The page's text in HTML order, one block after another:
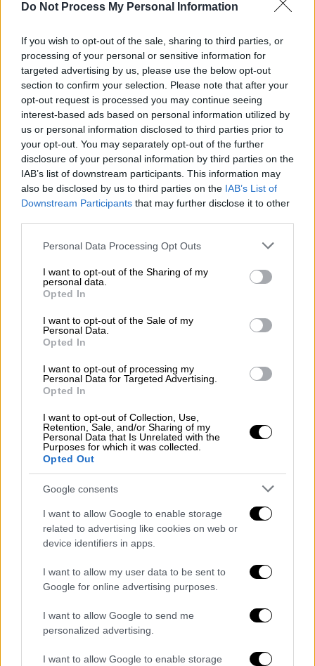
Do Not Process My Personal Information
If you wish to opt-out of the sale, sharing to third parties, or
processing of your personal or sensitive information for
targeted advertising by us, please use the below opt-out
section to confirm your selection. Please note that after your
opt-out request is processed you may continue seeing
interest-based ads based on personal information utilized by
us or personal information disclosed to third parties prior to
your opt-out. You may separately opt-out of the further
disclosure of your personal information by third parties on the
IAB’s list of downstream participants. This information may
also be disclosed by us to third parties on the IAB’s List of
Downstream Participants that may further disclose it to other
Please note that this website/app uses one or more Google
not limited to your visit or usage behaviour. You may click to
grant or deny consent to Google and its third-party tags to
use your data for below specified purposes in below Google
consent section.
Personal Data Processing Opt Outs
I want to opt-out of the Sharing of my
personal data.
Opted In
I want to opt-out of the Sale of my
Personal Data.
Opted In
I want to opt-out of processing my
Personal Data for Targeted Advertising.
Opted In
I want to opt-out of Collection, Use,
Retention, Sale, and/or Sharing of my
Personal Data that Is Unrelated with the
Purposes for which it was collected.
Opted Out
Google consents
I want to allow Google to enable storage
related to advertising like cookies on web or
device identifiers in apps.
I want to allow my user data to be sent to
Google for online advertising purposes.
I want to allow Google to send me
personalized advertising.
I want to allow Google to enable storage
«Ψυχαγωγία... Κυριακάτικα» στο OPEN:
Καλεσμένες, η Έλενα Χριστοπούλου και
η Μαίρη Αργυριάδου
«Ψυχαγωγία... Κυριακάτικα» με τον Θανάση
Πάτρα, Κυριακή στις 19:50 στο OPEN
Τηλεόραση| 02.05.2026 17:25
Ψυχαγωγία.... Κυριακάτικα: Μιχάλης
Ιατρόπουλος και Ευγενία Ξυγκόρου στην